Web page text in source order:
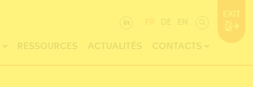
DE EN
RESSOURCES ACTUALITÉS CONTACTS